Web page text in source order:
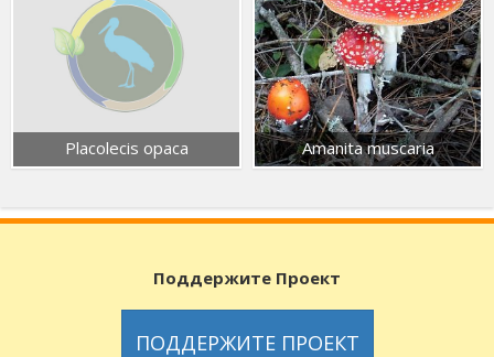
Placolecis opaca Amanita muscaria
Поддержите Проект
ПОДДЕРЖИТЕ ПРОЕКТ